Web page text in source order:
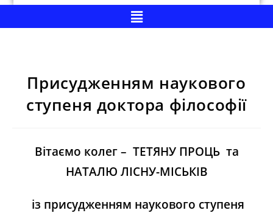
Присудженням наукового
ступеня доктора філософії
Вітаємо колег – ТЕТЯНУ ПРОЦЬ та
НАТАЛЮ ЛІСНУ-МІСЬКІВ
із присудженням наукового ступеня